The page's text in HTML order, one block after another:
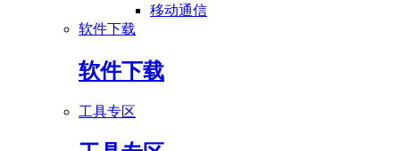
移动通信
软件下载
软件下载
工具专区